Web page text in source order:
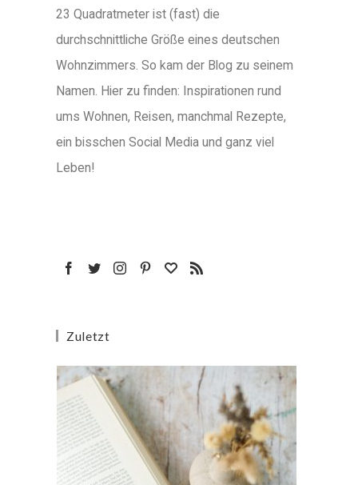
23 Quadratmeter ist (fast) die
durchschnittliche Größe eines deutschen
Wohnzimmers. So kam der Blog zu seinem
Namen. Hier zu finden: Inspirationen rund
ums Wohnen, Reisen, manchmal Rezepte,
ein bisschen Social Media und ganz viel
Leben!
Zuletzt